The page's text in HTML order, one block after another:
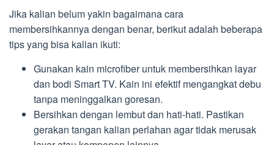
Jika kalian belum yakin bagaimana cara
membersihkannya dengan benar, berikut adalah beberapa
tips yang bisa kalian ikuti:
Gunakan kain microfiber untuk membersihkan layar
dan bodi Smart TV. Kain ini efektif mengangkat debu
tanpa meninggalkan goresan.
Bersihkan dengan lembut dan hati-hati. Pastikan
gerakan tangan kalian perlahan agar tidak merusak